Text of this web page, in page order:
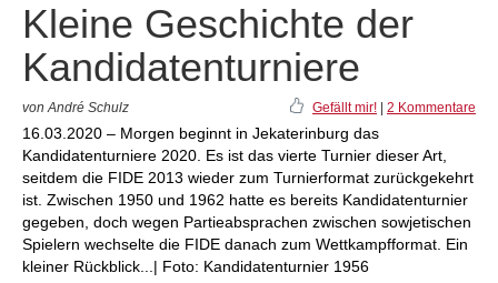
Kleine Geschichte der
Kandidatenturniere
von André Schulz Gefällt mir! 2 Kommentare
16.03.2020 – Morgen beginnt in Jekaterinburg das
Kandidatenturniere 2020. Es ist das vierte Turnier dieser Art,
seitdem die FIDE 2013 wieder zum Turnierformat zurückgekehrt
ist. Zwischen 1950 und 1962 hatte es bereits Kandidatenturnier
gegeben, doch wegen Partieabsprachen zwischen sowjetischen
Spielern wechselte die FIDE danach zum Wettkampfformat. Ein
kleiner Rückblick...| Foto: Kandidatenturnier 1956